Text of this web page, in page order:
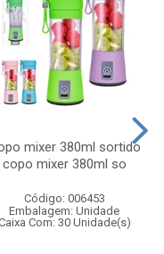
mixer 380ml sortido
copo mixer 380ml so
Código: 006453
Embalagem: Unidade
Com: 30 Unidade(s)